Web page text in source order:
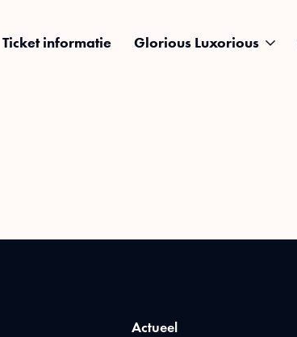
Ticket informatie Glorious Luxorious
Actueel